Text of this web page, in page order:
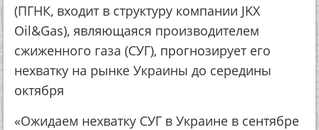
(ПГНК, входит в структуру компании JKX
Oil&Gas), являющаяся производителем
сжиженного газа (СУГ), прогнозирует его
нехватку на рынке Украины до середины
октября
«Ожидаем нехватку СУГ в Украине в сентябре